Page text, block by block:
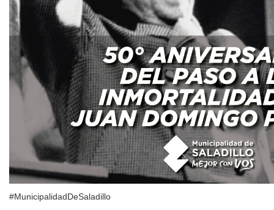
#MunicipalidadDeSaladillo